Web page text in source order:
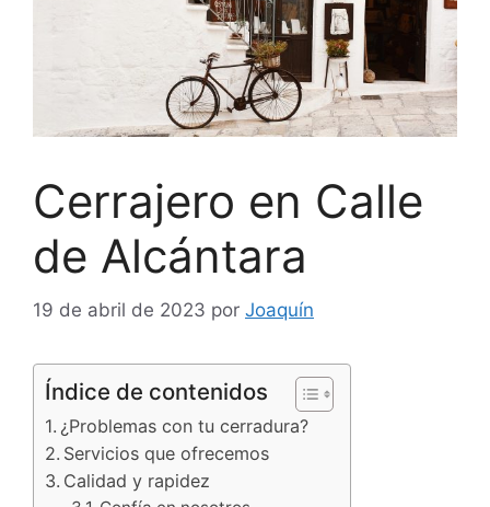
Cerrajero en Calle
de Alcántara
19 de abril de 2023 por Joaquín
Índice de contenidos
¿Problemas con tu cerradura?
Servicios que ofrecemos
Calidad y rapidez